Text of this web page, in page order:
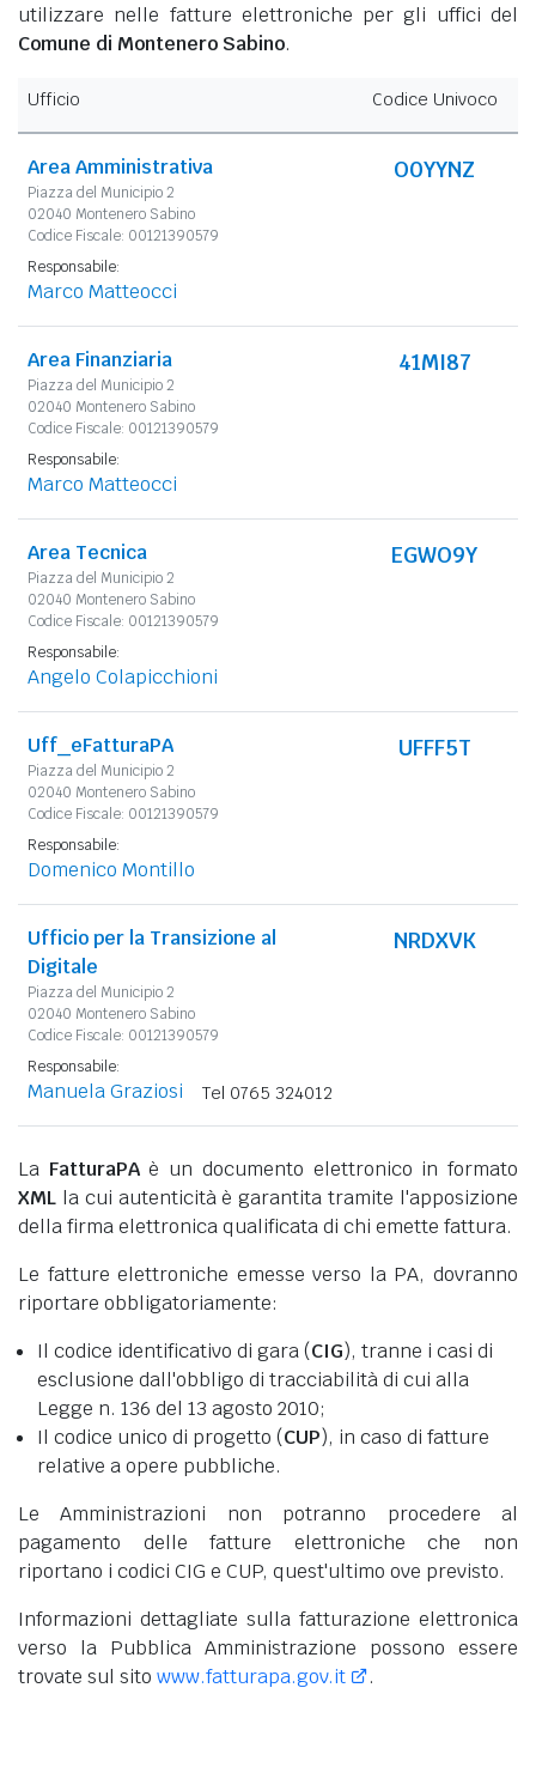
utilizzare nelle fatture elettroniche per gli uffici del
Comune di Montenero Sabino.
Ufficio Codice Univoco
Area Amministrativa
Piazza del Municipio 2
02040 Montenero Sabino
Codice Fiscale: 00121390579
O0YYNZ
Responsabile:
Marco Matteocci
Area Finanziaria
Piazza del Municipio 2
02040 Montenero Sabino
Codice Fiscale: 00121390579
41MI87
Responsabile:
Marco Matteocci
Area Tecnica
Piazza del Municipio 2
02040 Montenero Sabino
Codice Fiscale: 00121390579
EGWO9Y
Responsabile:
Angelo Colapicchioni
Uff_eFatturaPA
Piazza del Municipio 2
02040 Montenero Sabino
Codice Fiscale: 00121390579
UFFF5T
Responsabile:
Domenico Montillo
Ufficio per la Transizione al
Digitale
Piazza del Municipio 2
02040 Montenero Sabino
Codice Fiscale: 00121390579
NRDXVK
Responsabile:
Manuela Graziosi Tel 0765 324012
La FatturaPAè un documento elettronico in formato
XML la cui autenticità è garantita tramite l'apposizione
della firma elettronica qualificata di chi emette fattura.
Le fatture elettroniche emesse verso la PA, dovranno
riportare obbligatoriamente:
Il codice identificativo di gara (CIG), tranne i casi di
esclusione dall'obbligo di tracciabilità di cui alla
Legge n. 136 del 13 agosto 2010;
Il codice unico di progetto (CUP), in caso di fatture
relative a opere pubbliche.
Le Amministrazioni non potranno procedere al
pagamento delle fatture elettroniche che non
riportano i codici CIG e CUP, quest'ultimo ove previsto.
Informazioni dettagliate sulla fatturazione elettronica
verso la Pubblica Amministrazione possono essere
trovate sul sito www.fatturapa.gov.it .